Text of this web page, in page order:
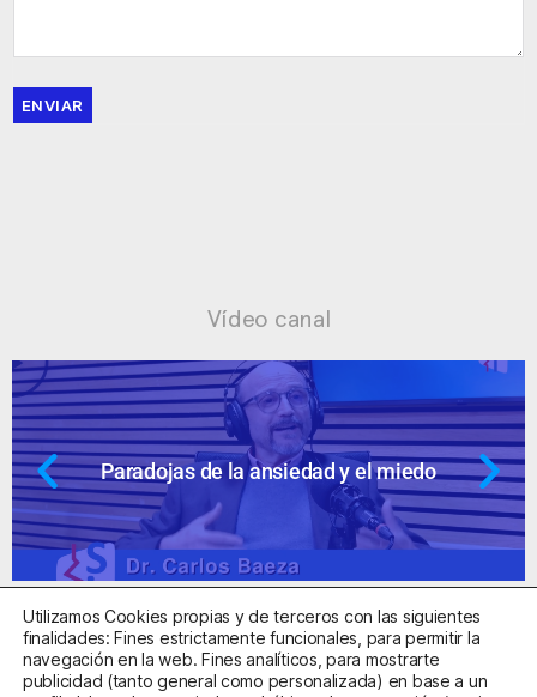
ENVIAR
Vídeo canal
Paradojas de la ansiedad y el miedo
Utilizamos Cookies propias y de terceros con las siguientes
finalidades: Fines estrictamente funcionales, para permitir la
navegación en la web. Fines analíticos, para mostrarte
publicidad (tanto general como personalizada) en base a un